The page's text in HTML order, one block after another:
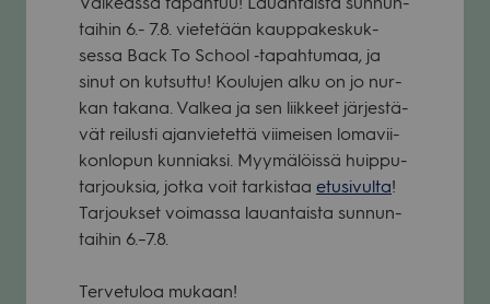
tai­hin 6.- 7.8. vie­te­tään kaup­pa­kes­kuk­
sessa Back To School ‑tapah­tu­maa, ja
sinut on kut­suttu! Kou­lu­jen alku on jo nur­
kan takana. Val­kea ja sen liik­keet jär­jes­tä­
vät rei­lusti ajan­vie­tettä vii­mei­sen loma­vii­
kon­lo­pun kun­niaksi. Myy­mä­löissä huip­pu­
tar­jouk­sia, jotka voit tar­kis­taa etusi­vulta!
Tar­jouk­set voi­massa lau­an­taista sun­nun­
tai­hin 6.–7.8.
Ter­ve­tu­loa mukaan!